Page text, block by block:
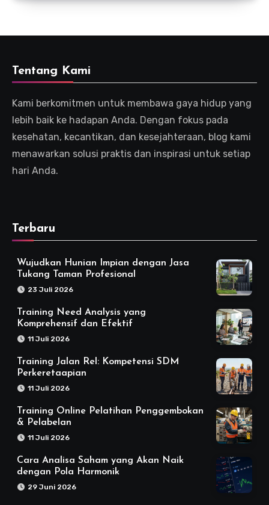
Tentang Kami
Kami berkomitmen untuk membawa gaya hidup yang
lebih baik ke hadapan Anda. Dengan fokus pada
kesehatan, kecantikan, dan kesejahteraan, blog kami
menawarkan solusi praktis dan inspirasi untuk setiap
hari Anda.
Terbaru
Wujudkan Hunian Impian dengan Jasa
Tukang Taman Profesional
23 Juli 2026
Training Need Analysis yang
Komprehensif dan Efektif
11 Juli 2026
Training Jalan Rel: Kompetensi SDM
Perkeretaapian
11 Juli 2026
Training Online Pelatihan Penggembokan
& Pelabelan
11 Juli 2026
Cara Analisa Saham yang Akan Naik
dengan Pola Harmonik
29 Juni 2026